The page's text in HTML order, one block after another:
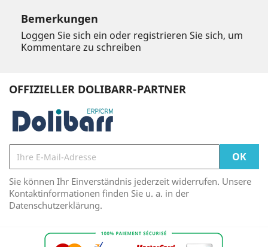
Bemerkungen
Loggen Sie sich ein oder registrieren Sie sich, um
Kommentare zu schreiben
OFFIZIELLER DOLIBARR-PARTNER
Sie können Ihr Einverständnis jederzeit widerrufen. Unsere
Kontaktinformationen finden Sie u. a. in der
Datenschutzerklärung.